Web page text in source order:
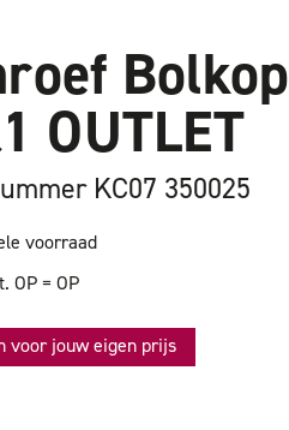
Bolkop
OUTLET
KC07 350025
voorraad
OP = OP
voor jouw eigen prijs